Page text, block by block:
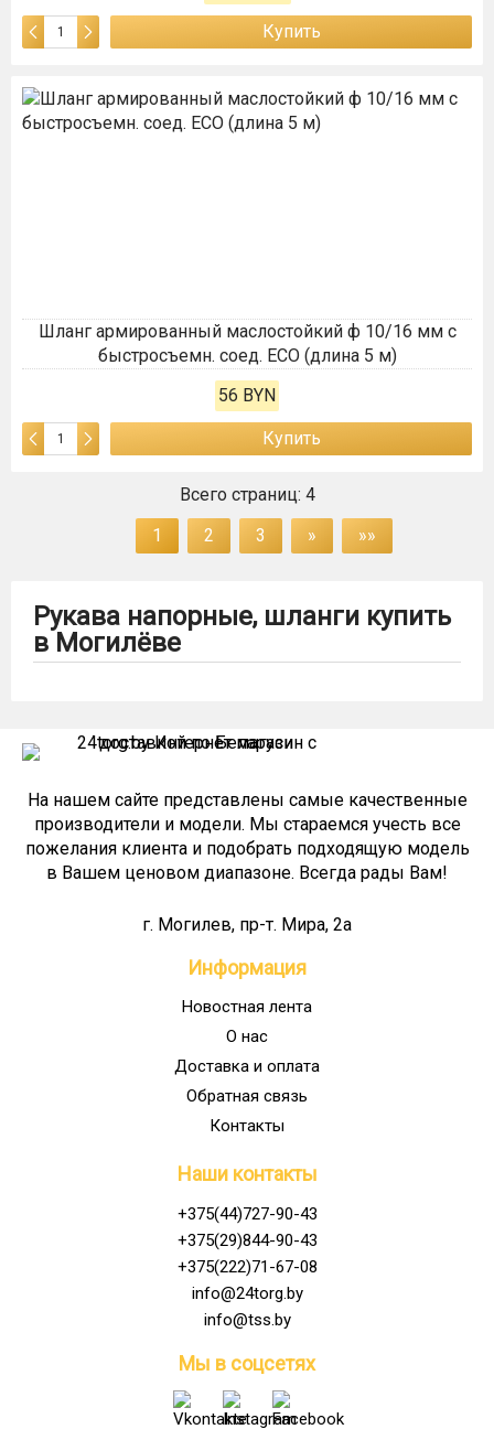
Купить
Шланг армированный маслостойкий ф 10/16 мм с
быстросъемн. соед. ECO (длина 5 м)
56 BYN
Купить
Всего страниц: 4
1
2 3 » »»
Рукава напорные, шланги купить
в Могилёве
На нашем сайте представлены самые качественные
производители и модели. Мы стараемся учесть все
пожелания клиента и подобрать подходящую модель
в Вашем ценовом диапазоне. Всегда рады Вам!
г. Могилев, пр-т. Мира, 2а
Информация
Новостная лента
О нас
Доставка и оплата
Обратная связь
Контакты
Наши контакты
+375(44)727-90-43
+375(29)844-90-43
+375(222)71-67-08
info@24torg.by
info@tss.by
Мы в соцсетях